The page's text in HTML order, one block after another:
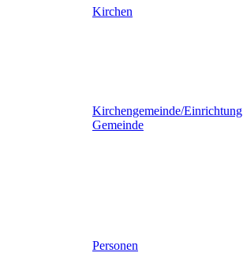
Kirchen
Kirchengemeinde/Einrichtung
Gemeinde
Personen